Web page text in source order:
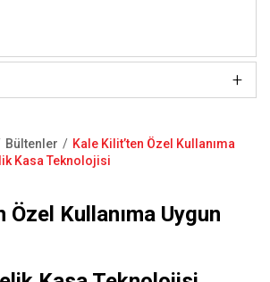
Formu
+
Bültenler
Kale Kilit’ten Özel Kullanıma
Kasa Teknolojisi
Özel Kullanıma Uygun